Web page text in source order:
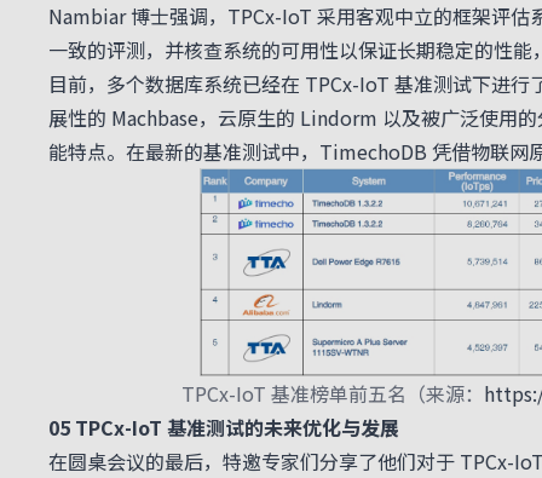
Nambiar 博士强调，TPCx-IoT 采用客观中立的框架评
一致的评测，并核查系统的可用性以保证长期稳定的性
目前，多个数据库系统已经在 TPCx-IoT 基准测试下进
展性的 Machbase，云原生的 Lindorm 以及被广泛使用
能特点。在最新的基准测试中，TimechoDB 凭借物联网
TPCx-IoT 基准榜单前五名（来源：
05 TPCx-IoT 基准测试的未来优化与发展
在圆桌会议的最后，特邀专家们分享了他们对于 TPCx-